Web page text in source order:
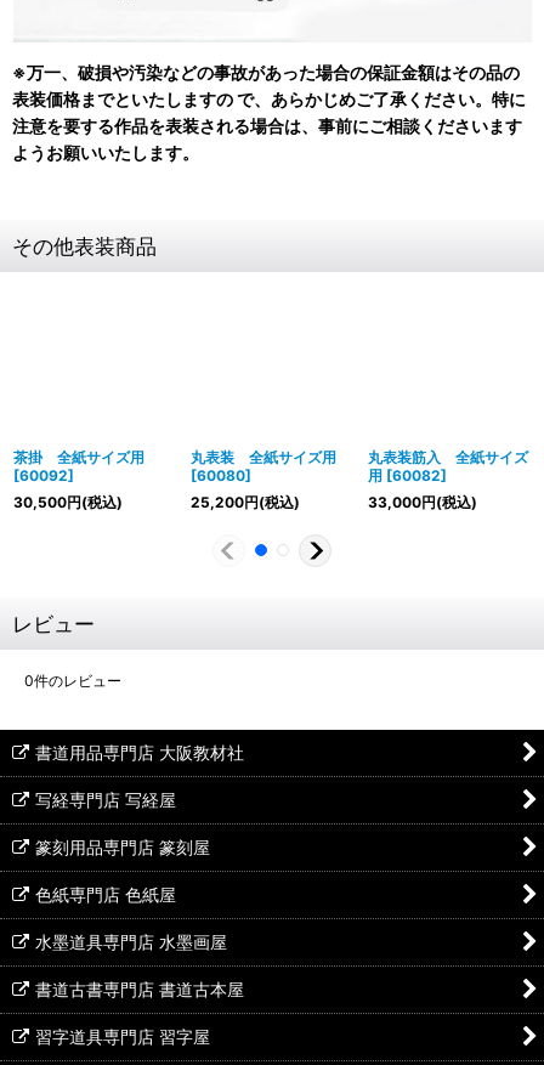
※万一、破損や汚染などの事故があった場合の保証金額はその品の
表装価格までといたしますの で、あらかじめご了承ください。特に
注意を要する作品を表装される場合は、事前にご相談くださいます
ようお願いいたします。
その他表装商品
茶掛 全紙サイズ用
[60092]
30,500円(税込)
丸表装 全紙サイズ用
[60080]
25,200円(税込)
丸表装筋入 全紙サイズ
用 [60082]
33,000円(税込)
レビュー
0件のレビュー
書道用品専門店 大阪教材社
写経専門店 写経屋
篆刻用品専門店 篆刻屋
色紙専門店 色紙屋
水墨道具専門店 水墨画屋
書道古書専門店 書道古本屋
習字道具専門店 習字屋